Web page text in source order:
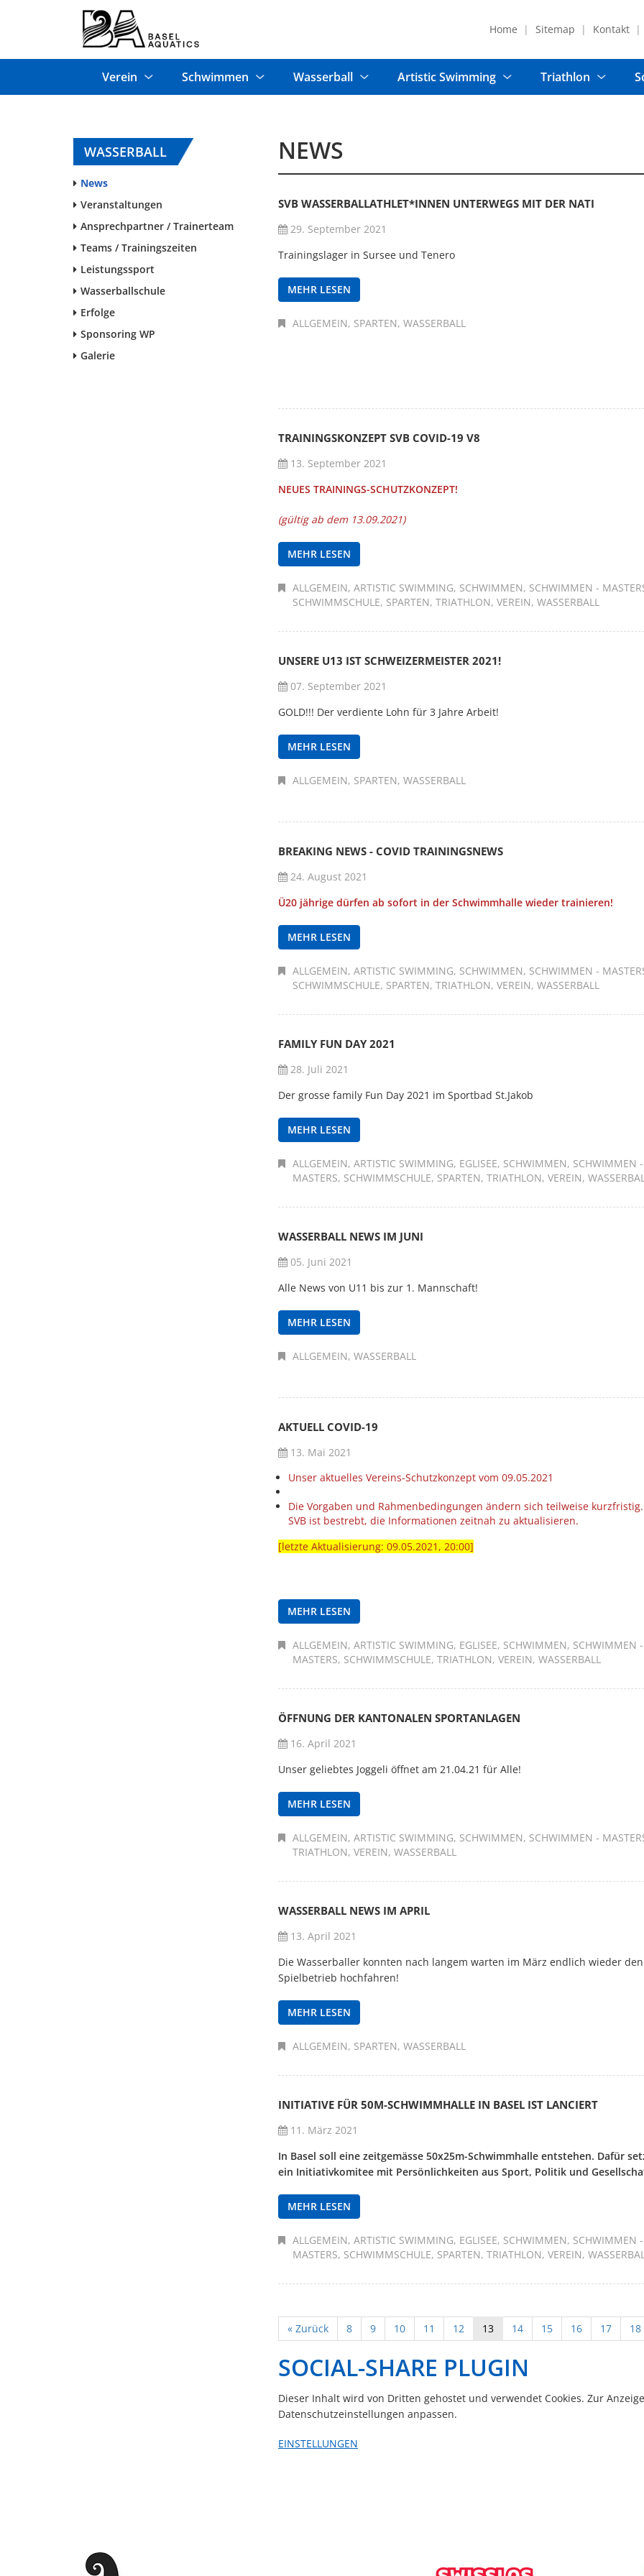
Home Sitemap Kontakt
Verein Schwimmen Wasserball Artistic Swimming Triathlon
WASSERBALL
News
Veranstaltungen
Ansprechpartner / Trainerteam
Teams / Trainingszeiten
Leistungssport
Wasserballschule
Erfolge
Sponsoring WP
Galerie
NEWS
SVB WASSERBALLATHLET*INNEN UNTERWEGS MIT DER NATI
29. September 2021
Trainingslager in Sursee und Tenero
MEHR LESEN
ALLGEMEIN SPARTEN WASSERBALL
TRAININGSKONZEPT SVB COVID-19 V8
13. September 2021
NEUES TRAININGS-SCHUTZKONZEPT!
(gültig ab dem 13.09.2021)
MEHR LESEN
ALLGEMEIN ARTISTIC SWIMMING SCHWIMMEN SCHWIMMEN -
SCHWIMMSCHULE SPARTEN TRIATHLON VEREIN WASSERBALL
UNSERE U13 IST SCHWEIZERMEISTER 2021!
07. September 2021
GOLD!!! Der verdiente Lohn für 3 Jahre Arbeit!
MEHR LESEN
ALLGEMEIN SPARTEN WASSERBALL
BREAKING NEWS - COVID TRAININGSNEWS
24. August 2021
Ü20 jährige dürfen ab sofort in der Schwimmhalle wieder trainieren!
MEHR LESEN
ALLGEMEIN ARTISTIC SWIMMING SCHWIMMEN SCHWIMMEN -
SCHWIMMSCHULE SPARTEN TRIATHLON VEREIN WASSERBALL
FAMILY FUN DAY 2021
28. Juli 2021
Der grosse family Fun Day 2021 im Sportbad St.Jakob
MEHR LESEN
ALLGEMEIN ARTISTIC SWIMMING EGLISEE SCHWIMMEN SCHWIMMEN -
MASTERS SCHWIMMSCHULE SPARTEN TRIATHLON VEREIN
WASSERBALL NEWS IM JUNI
05. Juni 2021
Alle News von U11 bis zur 1. Mannschaft!
MEHR LESEN
ALLGEMEIN WASSERBALL
AKTUELL COVID-19
13. Mai 2021
Unser aktuelles Vereins-Schutzkonzept vom 09.05.2021
Die Vorgaben und Rahmenbedingungen ändern sich teilweise
SVB ist bestrebt, die Informationen zeitnah zu aktualisieren.
[letzte Aktualisierung: 09.05.2021, 20:00]
MEHR LESEN
ALLGEMEIN ARTISTIC SWIMMING EGLISEE SCHWIMMEN SCHWIMMEN -
MASTERS SCHWIMMSCHULE TRIATHLON VEREIN WASSERBALL
ÖFFNUNG DER KANTONALEN SPORTANLAGEN
16. April 2021
Unser geliebtes Joggeli öffnet am 21.04.21 für Alle!
MEHR LESEN
ALLGEMEIN ARTISTIC SWIMMING SCHWIMMEN SCHWIMMEN -
TRIATHLON VEREIN WASSERBALL
WASSERBALL NEWS IM APRIL
13. April 2021
Die Wasserballer konnten nach langem warten im März endlich wieder den
Spielbetrieb hochfahren!
MEHR LESEN
ALLGEMEIN SPARTEN WASSERBALL
INITIATIVE FÜR 50M-SCHWIMMHALLE IN BASEL IST LANCIERT
11. März 2021
In Basel soll eine zeitgemässe 50x25m-Schwimmhalle entstehen. Dafür
ein Initiativkomitee mit Persönlichkeiten aus Sport, Politik und
MEHR LESEN
ALLGEMEIN ARTISTIC SWIMMING EGLISEE SCHWIMMEN SCHWIMMEN -
MASTERS SCHWIMMSCHULE SPARTEN TRIATHLON VEREIN
« Zurück 8 9 10 11 12 13 14 15 16 17 18
SOCIAL-SHARE PLUGIN
Dieser Inhalt wird von Dritten gehostet und verwendet Cookies. Zur
Datenschutzeinstellungen anpassen.
EINSTELLUNGEN